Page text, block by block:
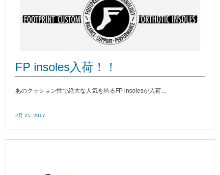
FP insoles入荷！！
あのクッション性で絶大な人気を誇るFP insolesが入荷…
2月 25, 2017